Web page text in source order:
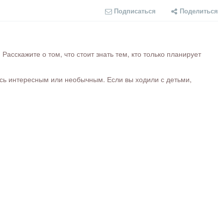
Подписаться Поделиться
о том, что стоит знать тем, кто только планирует
интересным или необычным. Если вы ходили с детьми,